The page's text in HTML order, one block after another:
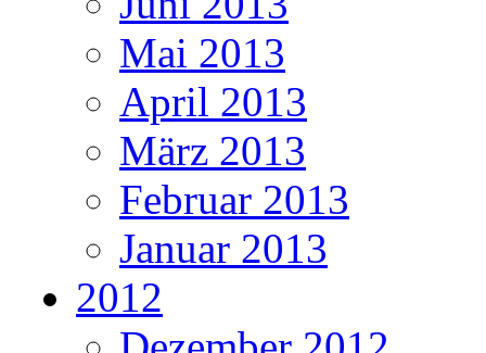
Mai 2013
April 2013
März 2013
Februar 2013
Januar 2013
2012